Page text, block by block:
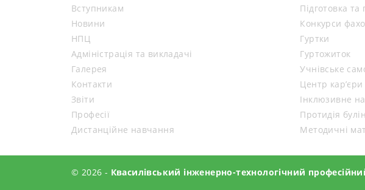
Вступникам
Новини
НПЦ
Адміністрація та викладачі
Галерея
Контакти
Звіти
Професії
Дистанційне навчання
Підготовка
Конкурси
Гуртки
Гуртожиток
Учнівське
Центр кар’єри
Інклюзивне
Протидія
Методичні
© 2026 - Квасилівський інженерно-технологічний